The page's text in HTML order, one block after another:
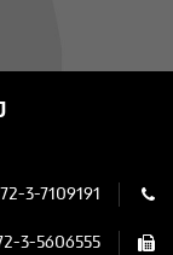
3-7109191
3-5606555